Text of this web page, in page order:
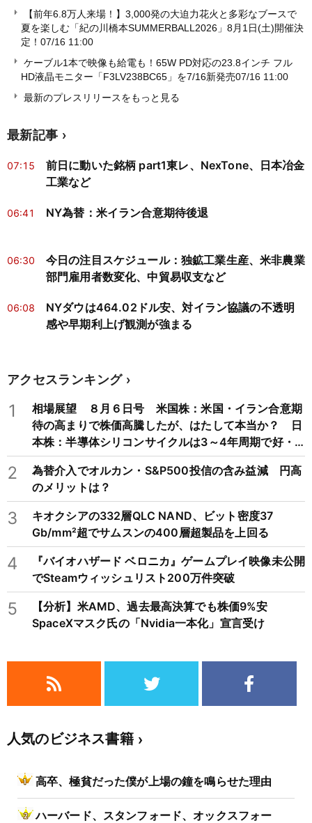
【前年6.8万人来場！】3,000発の大迫力花火と多彩なブースで
夏を楽しむ「紀の川橋本SUMMERBALL2026」8月1日(土)開催決
定！ 07/16 11:00
ケーブル1本で映像も給電も！65W PD対応の23.8インチ フル
HD液晶モニター「F3LV238BC65」を7/16新発売07/16 11:00
最新のプレスリリースをもっと見る
最新記事
07:15
前日に動いた銘柄 part1東レ、NexTone、日本冶金
工業など
06:41 NY為替：米イラン合意期待後退
06:30
今日の注目スケジュール：独鉱工業生産、米非農業
部門雇用者数変化、中貿易収支など
06:08
NYダウは464.02ドル安、対イラン協議の不透明
感や早期利上げ観測が強まる
アクセスランキング
1
相場展望 ８月６日号 米国株：米国・イラン合意期
待の高まりで株価高騰したが、はたして本当か？ 日
本株：半導体シリコンサイクルは3～4年周期で好・
不況を繰り返すため注意
2
為替介入でオルカン・S&P500投信の含み益減 円高
のメリットは？
3
キオクシアの332層QLC NAND、ビット密度37
Gb/mm²超でサムスンの400層超製品を上回る
4
『バイオハザード ベロニカ』ゲームプレイ映像未公開
でSteamウィッシュリスト200万件突破
5
【分析】米AMD、過去最高決算でも株価9%安
SpaceXマスク氏の「Nvidia一本化」宣言受け
人気のビジネス書籍
高卒、極貧だった僕が上場の鐘を鳴らせた理由
ハーバード、スタンフォード、オックスフォー